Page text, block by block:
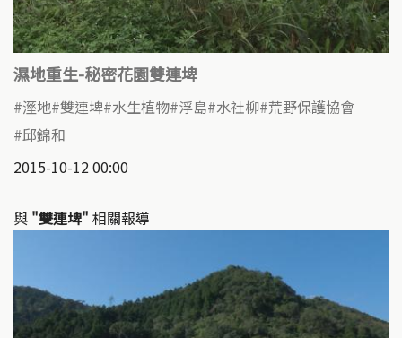
濕地重生-秘密花園雙連埤
溼地 雙連埤 水生植物 浮島 水社柳 荒野保護協會
邱錦和
2015-10-12 00:00
與 "雙連埤" 相關報導